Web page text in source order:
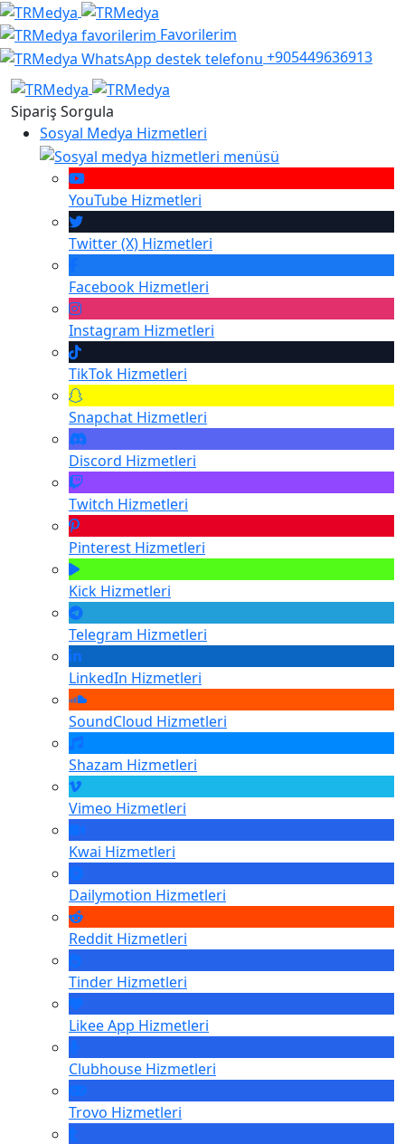
Favorilerim
+905449636913
Sipariş Sorgula
Sosyal Medya Hizmetleri
YouTube Hizmetleri
Twitter (X) Hizmetleri
Facebook Hizmetleri
Instagram Hizmetleri
TikTok Hizmetleri
Snapchat Hizmetleri
Discord Hizmetleri
Twitch Hizmetleri
Pinterest Hizmetleri
Kick Hizmetleri
Telegram Hizmetleri
LinkedIn Hizmetleri
SoundCloud Hizmetleri
Shazam Hizmetleri
Vimeo Hizmetleri
Kwai Hizmetleri
Dailymotion Hizmetleri
Reddit Hizmetleri
Tinder Hizmetleri
Likee App Hizmetleri
Clubhouse Hizmetleri
Trovo Hizmetleri